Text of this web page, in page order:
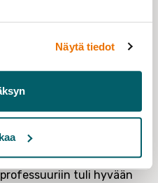
Näytä tiedot
nopeasti
taas uutta. Minua
joten en voinut mennä
Toivosenpuhelu
tuli hyvään